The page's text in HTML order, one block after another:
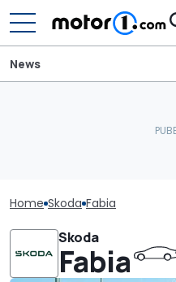
News
Home Skoda Fabia
Skoda
Fabia